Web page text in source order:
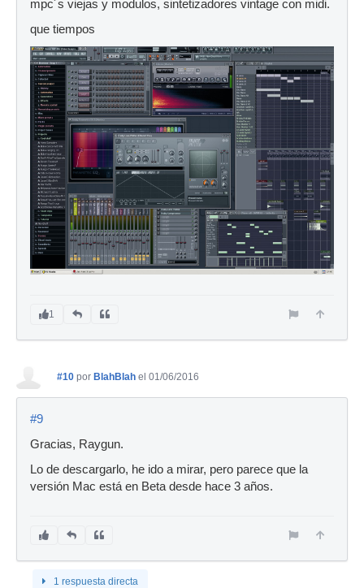
mpc´s viejas y modulos, sintetizadores vintage con midi.
que tiempos
1
#10 por BlahBlah el 01/06/2016
#9
Gracias, Raygun.
Lo de descargarlo, he ido a mirar, pero parece que la
versión Mac está en Beta desde hace 3 años.
1 respuesta directa